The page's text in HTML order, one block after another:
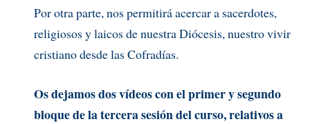
Por otra parte, nos permitirá acercar a sacerdotes,
religiosos y laicos de nuestra Diócesis, nuestro vivir
cristiano desde las Cofradías.
Os dejamos dos vídeos con el primer y segundo
bloque de la tercera sesión del curso, relativos a